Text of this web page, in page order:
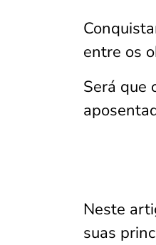
entre os
Será que
Neste
suas